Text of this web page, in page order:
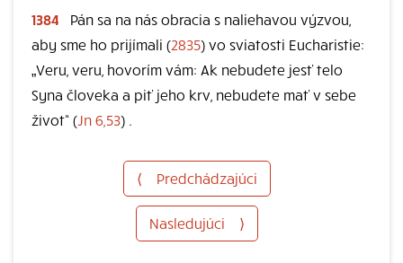
1384
Pán sa na nás obracia s naliehavou výzvou,
aby sme ho prijímali (2835) vo sviatosti Eucharistie:
„Veru, veru, hovorím vám: Ak nebudete jesť telo
Syna človeka a piť jeho krv, nebudete mať v sebe
život“ (Jn 6,53) .
⟨ Predchádzajúci
Nasledujúci ⟩